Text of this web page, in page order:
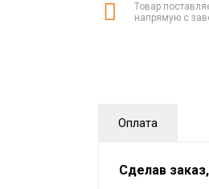
Товар
напрямую с
Оплата
Сделав